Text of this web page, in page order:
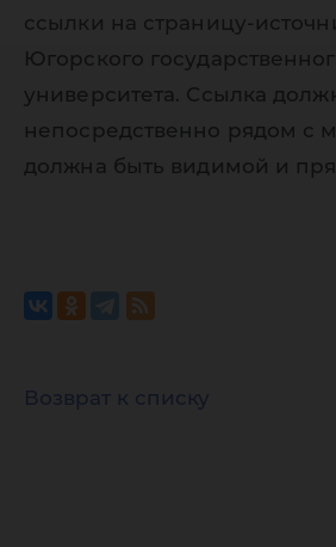
ссылки на страницу-
Югорского
университета. Ссылка
непосредственно рядом с
должна быть видимой и
Возврат к списку